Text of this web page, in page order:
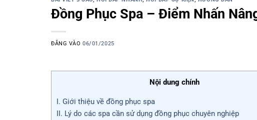
Đồng Phục Spa – Điểm Nhấn
ĐĂNG VÀO06/01/2025
Nội dung chính
I. Giới thiệu về đồng phục spa
II. Lý do các spa cần sử dụng đồng phục chuyên nghiệp